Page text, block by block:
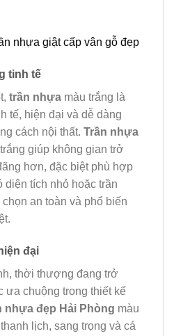
nhựa giật cấp vân gỗ đẹp
tinh tế
trần nhựa màu trắng là
tế, hiện đại và dễ dàng
cách nội thất. Trần nhựa
giúp không gian trở
hơn, đặc biệt phù hợp
tích nhỏ hoặc trần
an toàn và phổ biến
đại
thời thượng đang trở
chuộng trong thiết kế
nhựa đẹp Hải Phòng màu
lịch, sang trọng và cá